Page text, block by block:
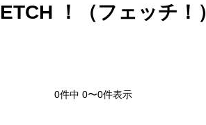
！（フェッチ！
0件中 0〜0件表示